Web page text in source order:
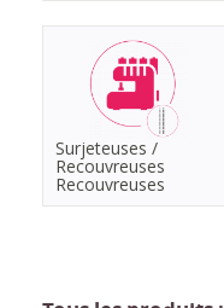
Surjeteuses /
Recouvreuses
Recouvreuses